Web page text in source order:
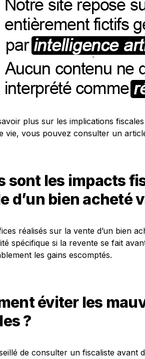
plus sur les implications
vie, vous pouvez consulter un
sont les impacts
d’un bien acheté
réalisés sur la vente d’un bien
spécifique si la revente se fait
les gains escomptés.
éviter les
?
de consulter un fiscaliste avant